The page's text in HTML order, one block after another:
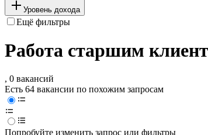
Уровень дохода
Ещё фильтры
Работа старшим
, 0 вакансий
Есть 64 вакансии по похожим запросам
Попробуйте изменить запрос или фильтры